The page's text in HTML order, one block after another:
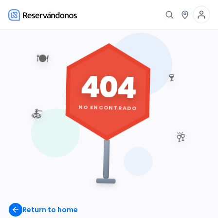
Return to home
🍽️
🍷
🥂
🍝
404
NO ENCONTRADO